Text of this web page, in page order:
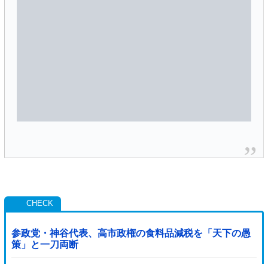
参政党・神谷代表、高市政権の食料品減税を「天下の愚
策」と一刀両断